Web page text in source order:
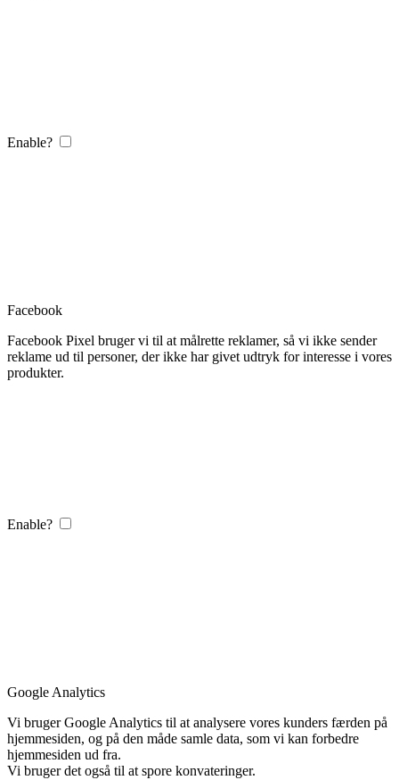
Enable?
Facebook
Facebook Pixel bruger vi til at målrette reklamer, så vi ikke sender
reklame ud til personer, der ikke har givet udtryk for interesse i vores
produkter.
Enable?
Google Analytics
Vi bruger Google Analytics til at analysere vores kunders færden på
hjemmesiden, og på den måde samle data, som vi kan forbedre
hjemmesiden ud fra.
Vi bruger det også til at spore konvateringer.